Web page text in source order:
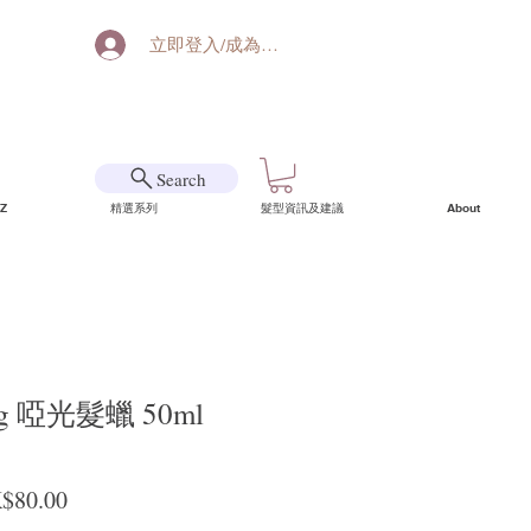
立即登入/成為會員
Search
精選系列 髮型資訊及建議 About
啞光髮蠟 50ml
價格 促銷價格